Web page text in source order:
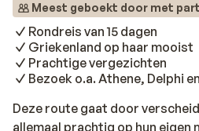
Meest geboekt door met
Rondreis van 15 dagen
Griekenland op haar mooist
Prachtige vergezichten
Bezoek o.a. Athene, Delphi
Deze route gaat door
allemaal prachtig op hun eigen